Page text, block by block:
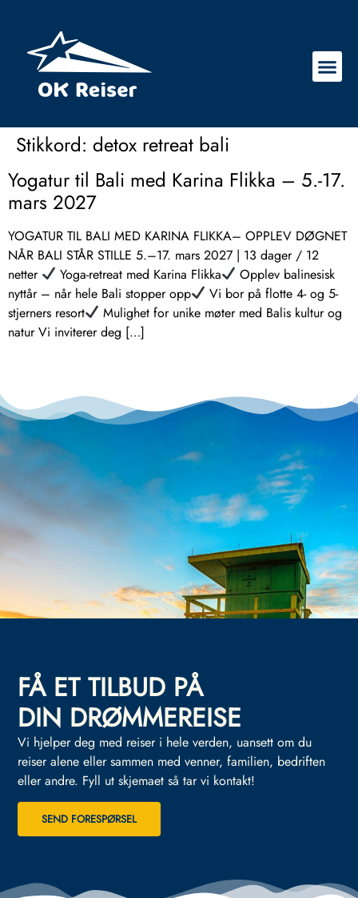
Stikkord: detox retreat bali
Yogatur til Bali med Karina Flikka – 5.-17.
mars 2027
YOGATUR TIL BALI MED KARINA FLIKKA– OPPLEV DØGNET
NÅR BALI STÅR STILLE 5.–17. mars 2027 | 13 dager / 12
netter
Yoga-retreat med Karina Flikka
Opplev balinesisk
nyttår – når hele Bali stopper opp
Vi bor på flotte 4- og 5-
stjerners resort
Mulighet for unike møter med Balis kultur og
natur Vi inviterer deg […]
FÅ ET TILBUD PÅ
DIN DRØMMEREISE
Vi hjelper deg med reiser i hele verden, uansett om du
reiser alene eller sammen med venner, familien, bedriften
eller andre. Fyll ut skjemaet så tar vi kontakt!
SEND FORESPØRSEL